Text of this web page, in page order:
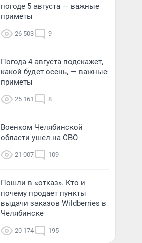
погоде 5 августа — важные
приметы
26 503 9
Погода 4 августа подскажет,
какой будет осень, — важные
приметы
25 161 8
Военком Челябинской
области ушел на СВО
21 007 109
Пошли в «отказ». Кто и
почему продает пункты
выдачи заказов Wildberries в
Челябинске
20 174 195